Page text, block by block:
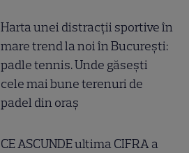
Harta unei distracții sportive în
mare trend la noi în București:
padle tennis. Unde găsești
cele mai bune terenuri de
padel din oraș
CE ASCUNDE ultima CIFRA a